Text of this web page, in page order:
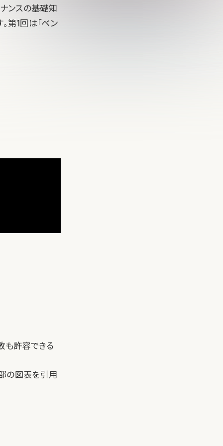
ンスの基礎知
第1回は「ベン
も許容できる
の図表を引用